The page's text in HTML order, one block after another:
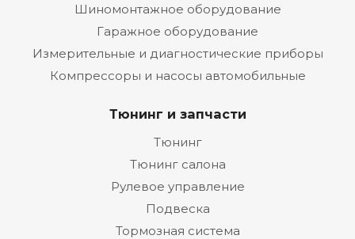
Шиномонтажное оборудование
Гаражное оборудование
Измерительные и диагностические приборы
Компрессоры и насосы автомобильные
Тюнинг и запчасти
Тюнинг
Тюнинг салона
Рулевое управление
Подвеска
Тормозная система